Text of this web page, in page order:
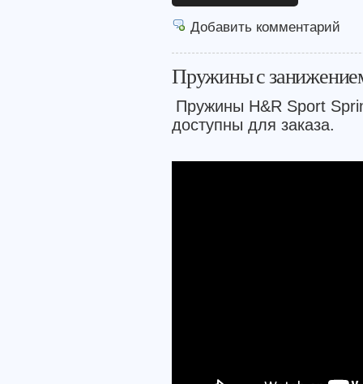
Добавить комментарий
Пружины с
Пружины H&R Sport
доступны для заказа.